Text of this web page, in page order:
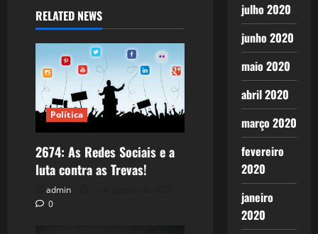
RELATED NEWS
Política
2674: As Redes Sociais e a
luta contra as Trevas!
admin
0
julho 2020
junho 2020
maio 2020
abril 2020
março 2020
fevereiro
2020
janeiro
2020